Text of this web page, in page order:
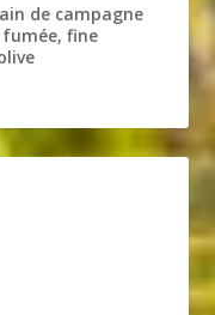
de campagne
fine